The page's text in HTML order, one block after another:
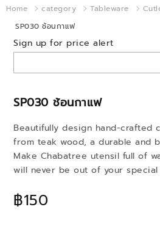
Home category Tableware
SP030 ช้อนกาแฟ
SP030 ช้อนกาแฟ
฿150
Beautifully design hand-crafted
from teak wood, a durable and
Make Chabatree utensil full of
will never be out of your special
Sign up for price alert